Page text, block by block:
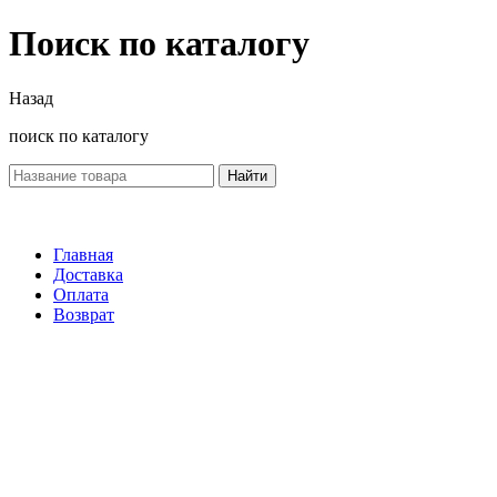
Поиск по каталогу
Назад
поиск по каталогу
Найти
Главная
Доставка
Оплата
Возврат